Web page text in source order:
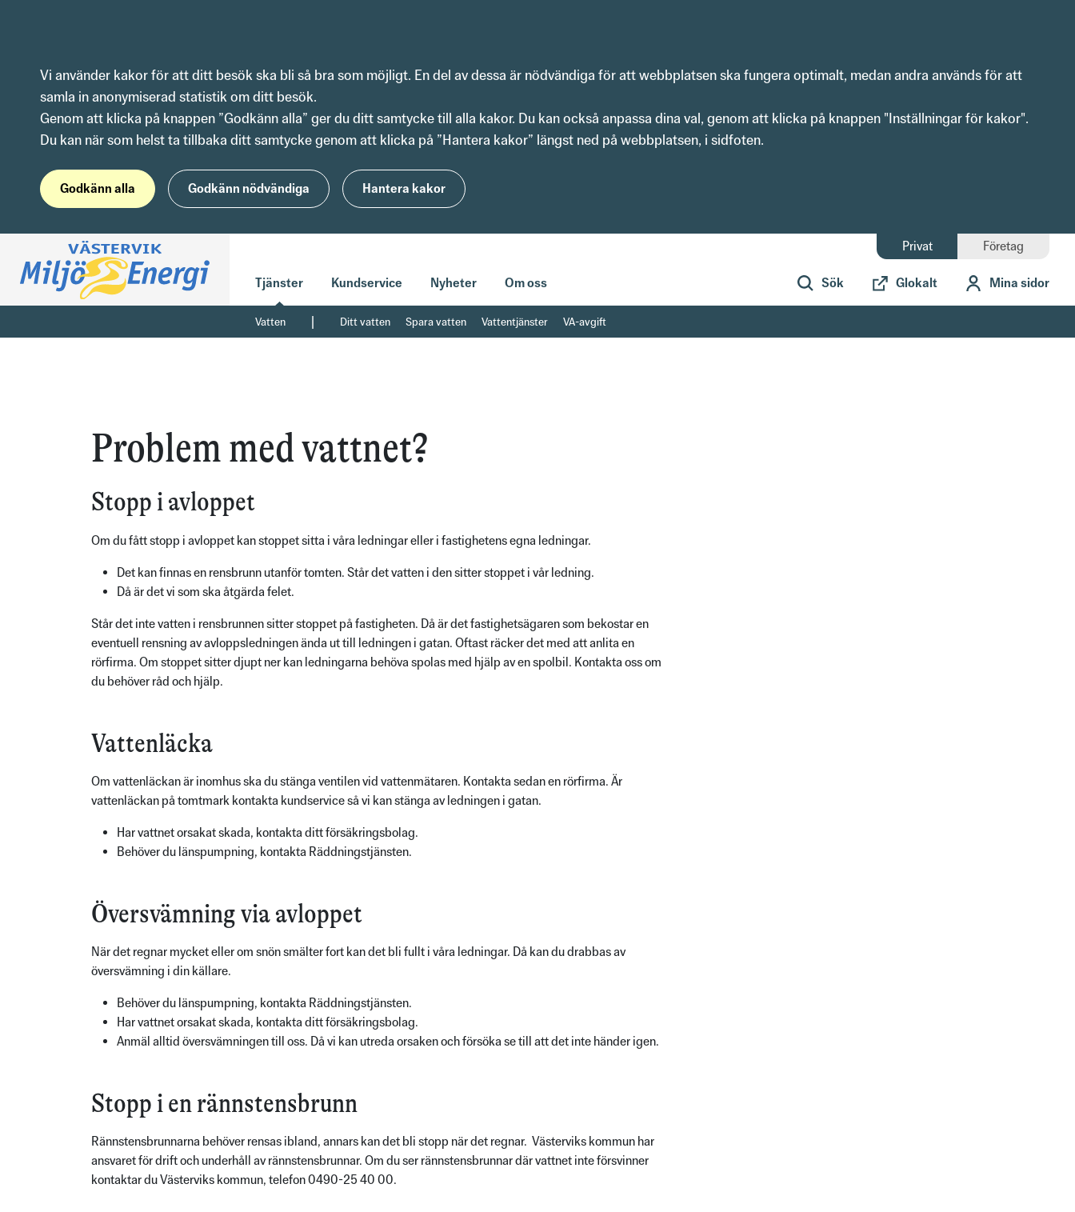
Vi använder kakor för att ditt besök ska bli så bra som möjligt. En del av dessa är nödvändiga för att webbplatsen ska fungera optimalt, medan andra används för att
samla in anonymiserad statistik om ditt besök.
Genom att klicka på knappen ”Godkänn alla” ger du ditt samtycke till alla kakor. Du kan också anpassa dina val, genom att klicka på knappen "Inställningar för kakor".
Du kan när som helst ta tillbaka ditt samtycke genom att klicka på ”Hantera kakor” längst ned på webbplatsen, i sidfoten.
Godkänn alla Godkänn nödvändiga Hantera kakor
Privat Företag
Tjänster Kundservice Nyheter Om oss Sök Glokalt Mina sidor
Vatten Ditt vatten Spara vatten Vattentjänster VA-avgift
Problem med vattnet?
Stopp i avloppet
Om du fått stopp i avloppet kan stoppet sitta i våra ledningar eller i fastighetens egna ledningar.
Det kan finnas en rensbrunn utanför tomten. Står det vatten i den sitter stoppet i vår ledning.
Då är det vi som ska åtgärda felet.
Står det inte vatten i rensbrunnen sitter stoppet på fastigheten. Då är det fastighetsägaren som bekostar en
eventuell rensning av avloppsledningen ända ut till ledningen i gatan. Oftast räcker det med att anlita en
rörfirma. Om stoppet sitter djupt ner kan ledningarna behöva spolas med hjälp av en spolbil. Kontakta oss om
du behöver råd och hjälp.
Vattenläcka
Om vattenläckan är inomhus ska du stänga ventilen vid vattenmätaren. Kontakta sedan en rörfirma. Är
vattenläckan på tomtmark kontakta kundservice så vi kan stänga av ledningen i gatan.
Har vattnet orsakat skada, kontakta ditt försäkringsbolag.
Behöver du länspumpning, kontakta Räddningstjänsten.
Översvämning via avloppet
När det regnar mycket eller om snön smälter fort kan det bli fullt i våra ledningar. Då kan du drabbas av
översvämning i din källare.
Behöver du länspumpning, kontakta Räddningstjänsten.
Har vattnet orsakat skada, kontakta ditt försäkringsbolag.
Anmäl alltid översvämningen till oss. Då vi kan utreda orsaken och försöka se till att det inte händer igen.
Stopp i en rännstensbrunn
Rännstensbrunnarna behöver rensas ibland, annars kan det bli stopp när det regnar. Västerviks kommun har
ansvaret för drift och underhåll av rännstensbrunnar. Om du ser rännstensbrunnar där vattnet inte försvinner
kontaktar du Västerviks kommun, telefon 0490-25 40 00.